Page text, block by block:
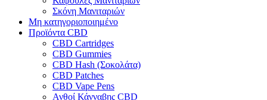
Σκόνη Μανιταριών
Μη κατηγοριοποιημένο
Προϊόντα CBD
CBD Cartridges
CBD Gummies
CBD Hash (Σοκολάτα)
CBD Patches
CBD Vape Pens
Ανθοί Κάνναβης CBD